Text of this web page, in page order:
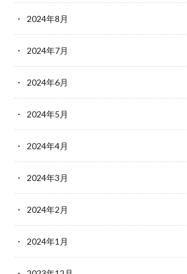
2024年8月
2024年7月
2024年6月
2024年5月
2024年4月
2024年3月
2024年2月
2024年1月